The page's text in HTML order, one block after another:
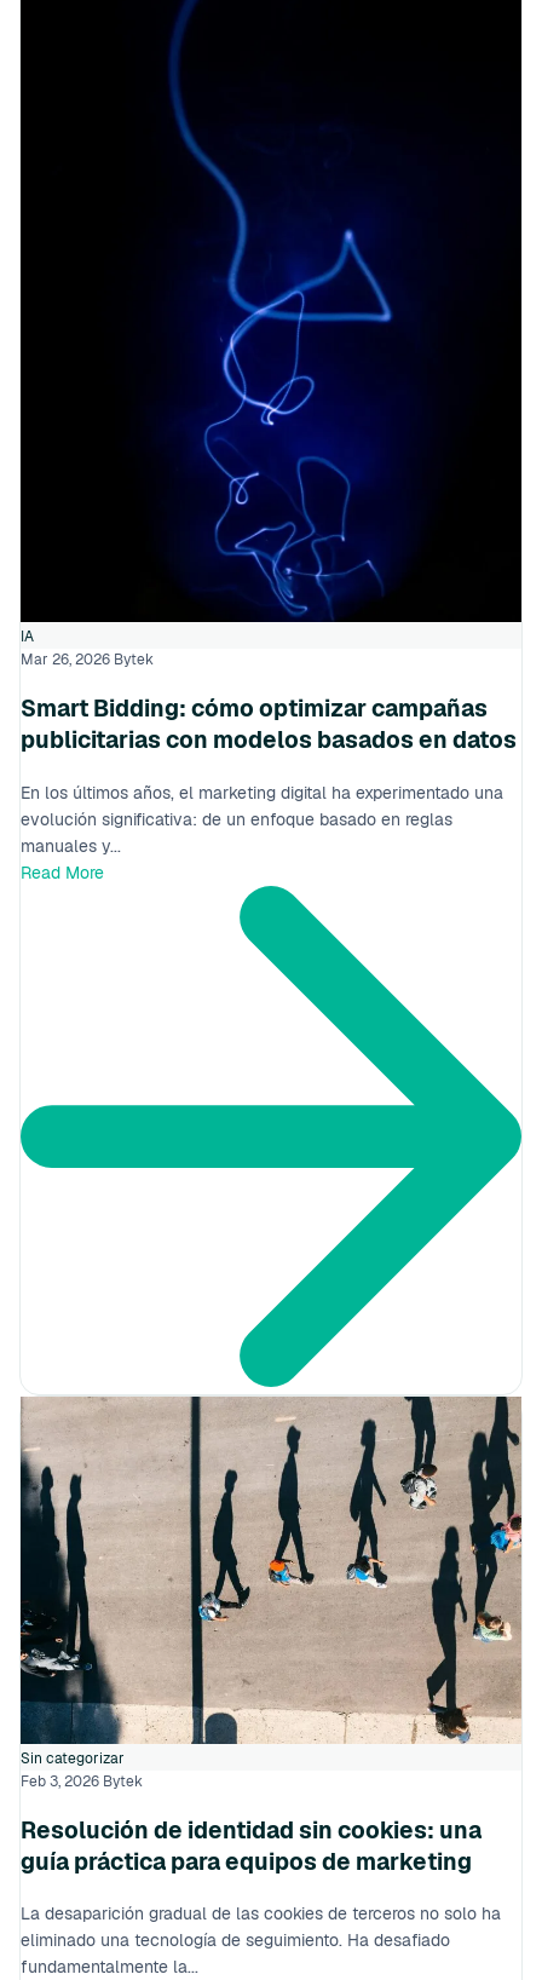
IA
Mar 26, 2026 Bytek
Smart Bidding: cómo optimizar campañas
publicitarias con modelos basados en datos
En los últimos años, el marketing digital ha experimentado una
evolución significativa: de un enfoque basado en reglas
manuales y...
Read More
Sin categorizar
Feb 3, 2026 Bytek
Resolución de identidad sin cookies: una
guía práctica para equipos de marketing
La desaparición gradual de las cookies de terceros no solo ha
eliminado una tecnología de seguimiento. Ha desafiado
fundamentalmente la...